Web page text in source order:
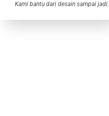
Kami bantu dari desain sampai jadi.